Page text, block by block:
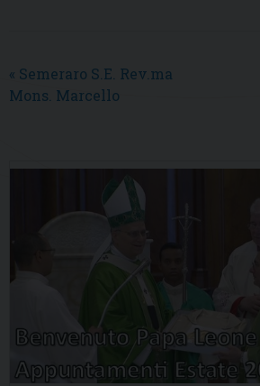
« Semeraro S.E. Rev.ma
Mons. Marcello